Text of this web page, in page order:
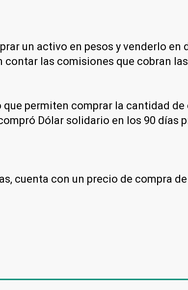
un activo en pesos y venderlo en
contar las comisiones que cobran
permiten comprar la cantidad de
Dólar solidario en los 90 días
cuenta con un precio de compra de